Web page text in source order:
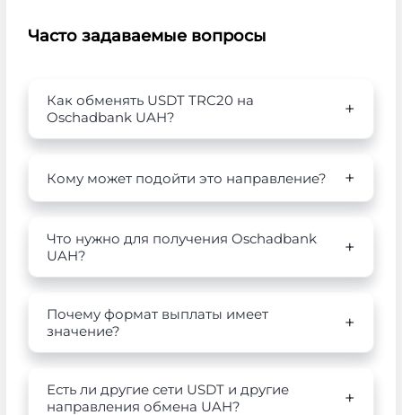
Часто задаваемые вопросы
Как обменять USDT TRC20 на
Oschadbank UAH?
Кому может подойти это направление?
Что нужно для получения Oschadbank
UAH?
Почему формат выплаты имеет
значение?
Есть ли другие сети USDT и другие
направления обмена UAH?